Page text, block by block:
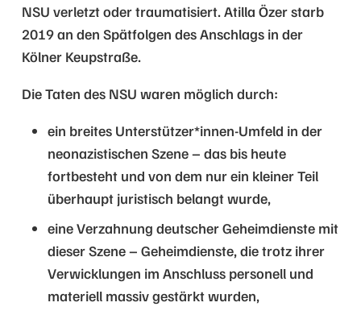
NSU verletzt oder traumatisiert. Atilla Özer starb
2019 an den Spätfolgen des Anschlags in der
Kölner Keupstraße.
Die Taten des NSU waren möglich durch:
ein breites Unterstützer*innen-Umfeld in der
neonazistischen Szene – das bis heute
fortbesteht und von dem nur ein kleiner Teil
überhaupt juristisch belangt wurde,
eine Verzahnung deutscher Geheimdienste mit
dieser Szene – Geheimdienste, die trotz ihrer
Verwicklungen im Anschluss personell und
materiell massiv gestärkt wurden,